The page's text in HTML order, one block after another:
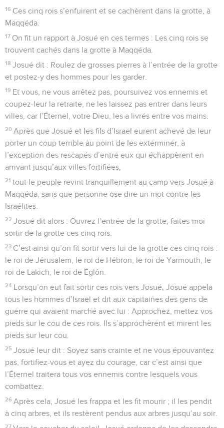
16 Ces cinq rois s’enfuirent et se cachèrent dans la grotte, à
Maqqéda.
17 On fit un rapport à Josué en ces termes : Les cinq rois se
trouvent cachés dans la grotte à Maqqéda.
18 Josué dit : Roulez de grosses pierres à l’entrée de la grotte
et postez-y des hommes pour les garder.
19 Et vous, ne vous arrêtez pas, poursuivez vos ennemis et
coupez-leur la retraite, ne les laissez pas entrer dans leurs
villes, car l’Éternel, votre Dieu, les a livrés entre vos mains.
20 Après que Josué et les fils d’Israël eurent achevé de leur
porter un coup terrible au point de les exterminer, à
l’exception des rescapés d’entre eux qui échappèrent en
arrivant jusqu’aux villes fortifiées,
21 tout le peuple revint tranquillement au camp vers Josué à
Maqqéda, sans que personne ose dire un mot contre les
Israélites.
22 Josué dit alors : Ouvrez l’entrée de la grotte, faites-moi
sortir de la grotte ces cinq rois.
23 C’est ainsi qu’on fit sortir vers lui de la grotte ces cinq rois :
le roi de Jérusalem, le roi de Hébron, le roi de Yarmouth, le
roi de Lakich, le roi de Églôn.
24 Lorsqu’on eut fait sortir ces rois vers Josué, Josué appela
tous les hommes d’Israël et dit aux capitaines des gens de
guerre qui avaient marché avec lui : Approchez, mettez vos
pieds sur le cou de ces rois. Ils s’approchèrent et mirent les
pieds sur leur cou.
25 Josué leur dit : Soyez sans crainte et ne vous épouvantez
pas, fortifiez-vous et ayez du courage, car c’est ainsi que
l’Éternel traitera tous vos ennemis contre lesquels vous
combattez.
26 Après cela, Josué les frappa et les fit mourir ; il les pendit
à cinq arbres, et ils restèrent pendus aux arbres jusqu’au soir.
27